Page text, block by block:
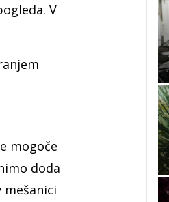
V
mogoče
doda